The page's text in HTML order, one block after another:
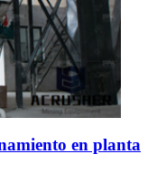
en planta